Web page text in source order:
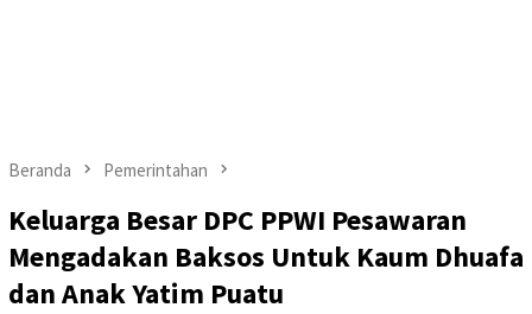
Beranda Pemerintahan
Keluarga Besar DPC PPWI Pesawaran
Mengadakan Baksos Untuk Kaum Dhuafa
dan Anak Yatim Puatu